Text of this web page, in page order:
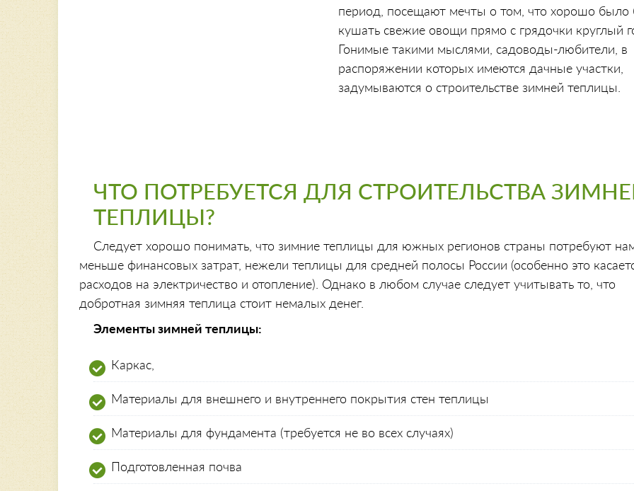
период, посещают мечты о том, что хорошо было
кушать свежие овощи прямо с грядочки круглый
Гонимые такими мыслями, садоводы-любители, в
распоряжении которых имеются дачные участки,
задумываются о строительстве зимней теплицы.
ЧТО ПОТРЕБУЕТСЯ ДЛЯ СТРОИТЕЛЬСТВА
ТЕПЛИЦЫ?
Следует хорошо понимать, что зимние теплицы для южных регионов страны потребуют
меньше финансовых затрат, нежели теплицы для средней полосы России (особенно это
расходов на электричество и отопление). Однако в любом случае следует учитывать то, что
добротная зимняя теплица стоит немалых денег.
Элементы зимней теплицы:
Каркас,
Материалы для внешнего и внутреннего покрытия стен теплицы
Материалы для фундамента (требуется не во всех случаях)
Подготовленная почва